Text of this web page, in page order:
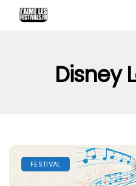
Disney
FESTIVAL